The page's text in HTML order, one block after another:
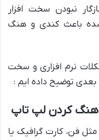
نبودن سخت افزار
باعث کندی و هنگ
نرم افزاری و سخت
توضیح داده ایم :
کردن لپ تاپ
فن، کارت گرافیک یا